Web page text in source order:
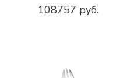
108757 руб.